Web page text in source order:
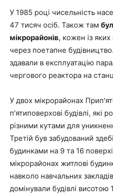
У 1985 році чисельність
47 тисяч осіб. Також там
мікрорайонів, кожен із
через поетапне
здавали в експлуатацію
чергового реактора на
У двох мікрорайонах
п'ятиповерхові будівлі, які
різними кутами для
Третій був забудований
будинками на 9 та 16
мікрорайонах житлові
навколо навчальних
домінували будівлі